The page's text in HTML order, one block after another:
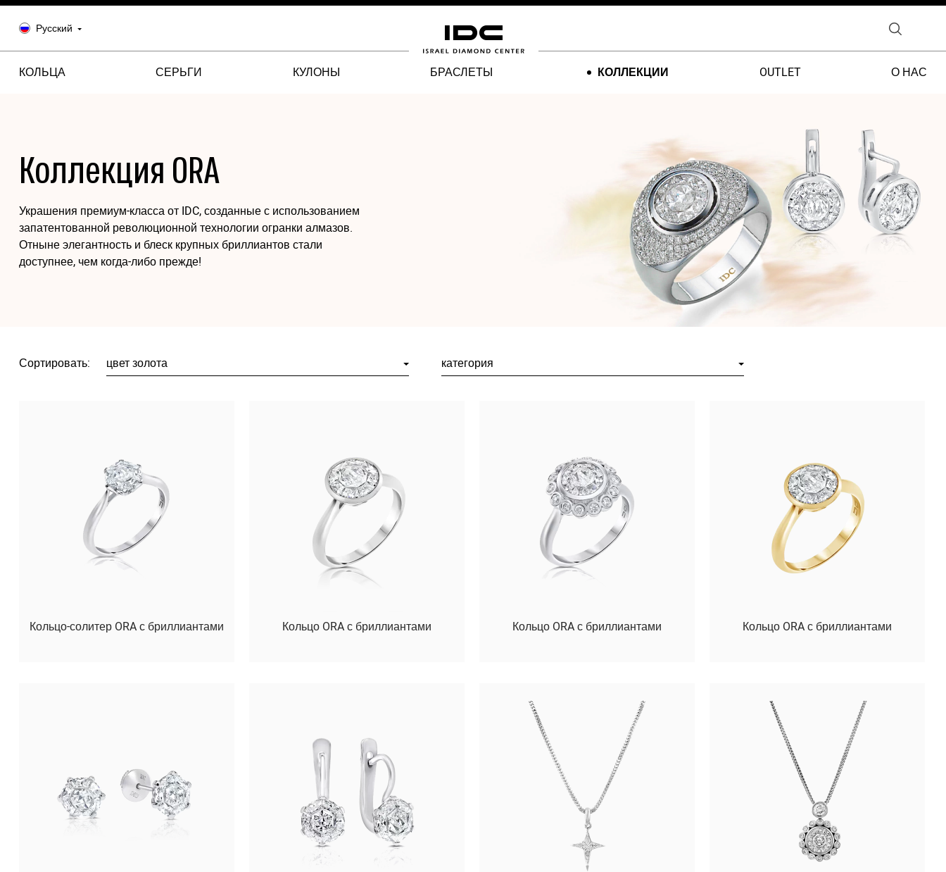
Русский
КОЛЬЦА СЕРЬГИ КУЛОНЫ БРАСЛЕТЫ КОЛЛЕКЦИИ OUTLET О НАС
Коллекция ORA
Украшения премиум-класса от IDC, созданные с использованием
запатентованной революционной технологии огранки алмазов.
Отныне элегантность и блеск крупных бриллиантов стали
доступнее, чем когда-либо прежде!
Сортировать: цвет золота категория
Кольцо-солитер ORA с бриллиантами Кольцо ORA с бриллиантами Кольцо ORA с бриллиантами Кольцо ORA с бриллиантами